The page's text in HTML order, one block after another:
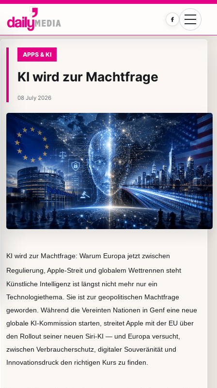
Facebook
APPS & KI
KI wird zur Machtfrage
08 July 2026
KI wird zur Machtfrage: Warum Europa jetzt zwischen
Regulierung, Apple-Streit und globalem Wettrennen steht
Künstliche Intelligenz ist längst nicht mehr nur ein
Technologiethema. Sie ist zur geopolitischen Machtfrage
geworden. Während die Vereinten Nationen in Genf eine neue
globale KI-Kommission starten, streitet Apple mit der EU über
den Rollout seiner neuen Siri-KI — und Europa versucht,
zwischen Verbraucherschutz, digitaler Souveränität und
Innovationsdruck den richtigen Kurs zu finden.